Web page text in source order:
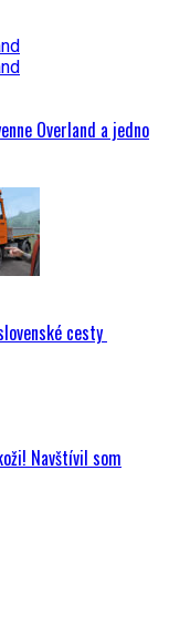
Overland a jedno
cesty
Navštívil som